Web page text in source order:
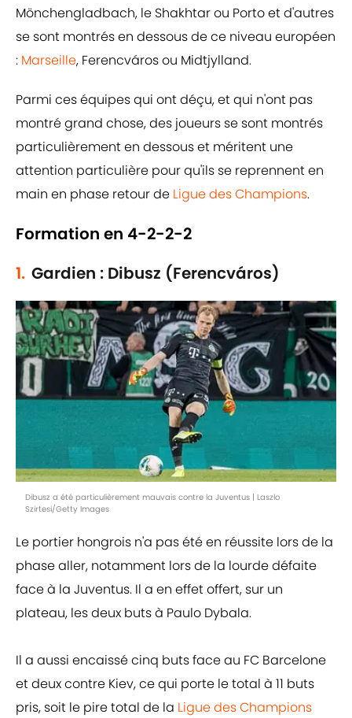
Mönchengladbach, le Shakhtar ou Porto et d'autres
se sont montrés en dessous de ce niveau européen
: Marseille, Ferencváros ou Midtjylland.
Parmi ces équipes qui ont déçu, et qui n'ont pas
montré grand chose, des joueurs se sont montrés
particulièrement en dessous et méritent une
attention particulière pour qu'ils se reprennent en
main en phase retour de Ligue des Champions.
Formation en 4-2-2-2
1. Gardien : Dibusz (Ferencváros)
Dibusz a été particulièrement mauvais contre la Juventus | Laszlo
Szirtesi/Getty Images
Le portier hongrois n'a pas été en réussite lors de la
phase aller, notamment lors de la lourde défaite
face à la Juventus. Il a en effet offert, sur un
plateau, les deux buts à Paulo Dybala.
Il a aussi encaissé cinq buts face au FC Barcelone
et deux contre Kiev, ce qui porte le total à 11 buts
pris, soit le pire total de la Ligue des Champions